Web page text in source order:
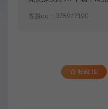
客服qq：375947190
收藏 (8)